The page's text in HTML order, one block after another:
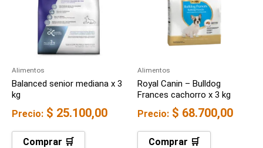
Alimentos
Balanced senior mediana x 3
kg
Precio: $ 25.100,00
Comprar 🛒
Alimentos
Royal Canin – Bulldog
Frances cachorro x 3 kg
Precio: $ 68.700,00
Comprar 🛒